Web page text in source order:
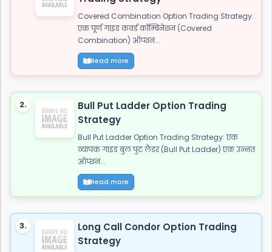
Covered Combination Option Trading Strategy:
एक पूर्ण गाइड कवर्ड कॉम्बिनेशन (Covered
Combination) ऑप्शन...
Read more
2.
Bull Put Ladder Option Trading
Strategy
Bull Put Ladder Option Trading Strategy: एक
व्यापक गाइड बुल पुट लैडर (Bull Put Ladder) एक उन्नत
ऑप्शन...
Read more
3.
Long Call Condor Option Trading
Strategy